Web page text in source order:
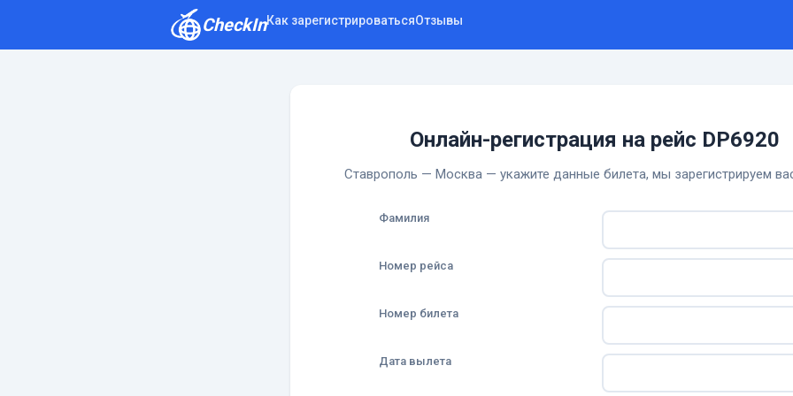
CheckInКак зарегистрироватьсяОтзывы
Онлайн-регистрация на рейс DP6920
Ставрополь — Москва — укажите данные билета, мы зарегистрируем
Фамилия
Номер рейса
Номер билета
Дата вылета